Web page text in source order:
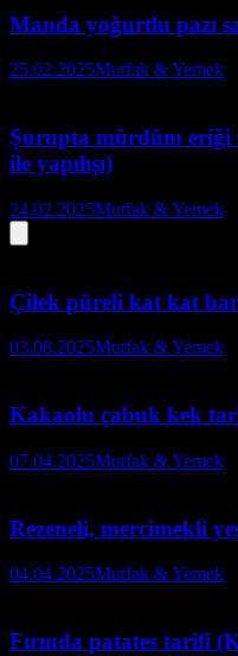
Manda yoğurtlu pazı
25.02.2025Mutfak & Yemek
Şurupta mürdüm
ile yapılışı)
24.02.2025Mutfak & Yemek
Çilek püreli kat kat
03.08.2025Mutfak & Yemek
Kakaolu çabuk kek
07.04.2025Mutfak & Yemek
Rezeneli, mercimekli
04.04.2025Mutfak & Yemek
Fırında patates tarifi